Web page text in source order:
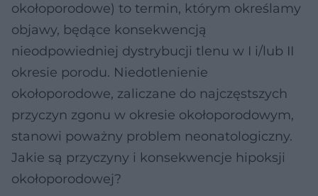
okołoporodowe) to termin, którym określamy
objawy, będące konsekwencją
nieodpowiedniej dystrybucji tlenu w I i/lub II
okresie porodu. Niedotlenienie
okołoporodowe, zaliczane do najczęstszych
przyczyn zgonu w okresie okołoporodowym,
stanowi poważny problem neonatologiczny.
Jakie są przyczyny i konsekwencje hipoksji
okołoporodowej?